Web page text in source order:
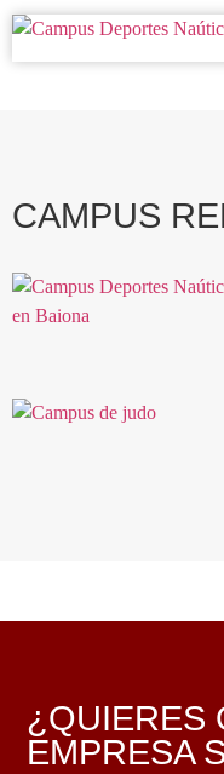
CAMPUS
¿QUIERES
EMPRESA